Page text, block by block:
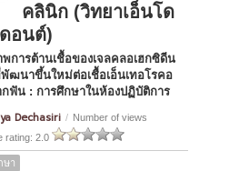
คลินิก (วิทยาเอ็นโด
ดอนต์)
การต้านเชื้อของเจลคลอเฮกซิดีน
ฒนาขึ้นใหม่ต่อเชื้อเอ็นเทอโรคอ
ฟัน : การศึกษาในห้องปฏิบัติการ
Dechasiri / Number of views
rating: 2.0
ษา